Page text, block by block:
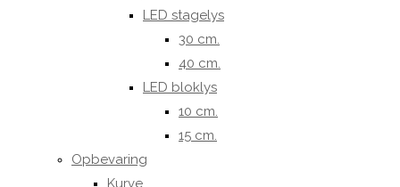
LED stagelys
30 cm.
40 cm.
LED bloklys
10 cm.
15 cm.
Opbevaring
Kurve